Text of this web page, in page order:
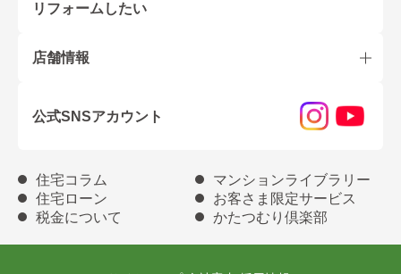
リフォームしたい
店舗情報
公式SNSアカウント
住宅コラム
マンションライブラリー
住宅ローン
お客さま限定サービス
税金について
かたつむり倶楽部